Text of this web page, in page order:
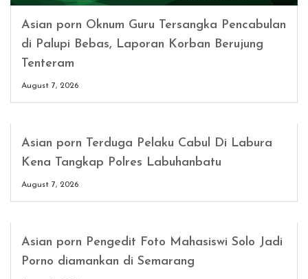
Asian porn Oknum Guru Tersangka Pencabulan
di Palupi Bebas, Laporan Korban Berujung
Tenteram
August 7, 2026
Asian porn Terduga Pelaku Cabul Di Labura
Kena Tangkap Polres Labuhanbatu
August 7, 2026
Asian porn Pengedit Foto Mahasiswi Solo Jadi
Porno diamankan di Semarang